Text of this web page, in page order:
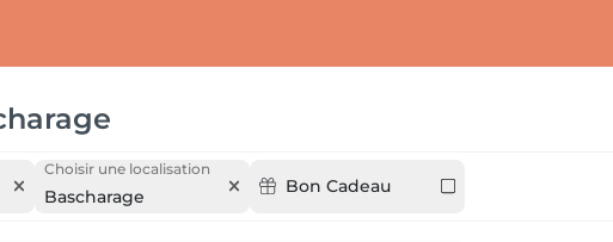
Choisir une localisation
Bascharage Bon Cadeau